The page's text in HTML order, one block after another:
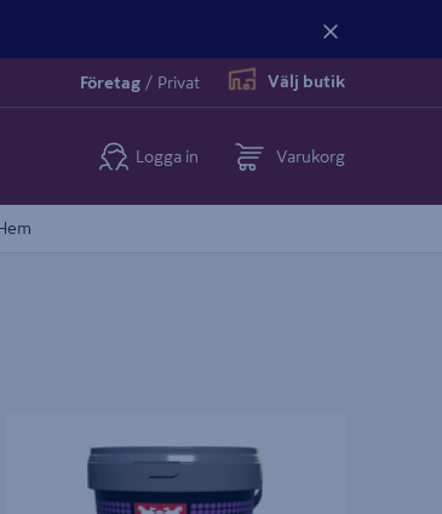
Företag / Privat Välj butik
Logga in Varukorg
NONWOVEN